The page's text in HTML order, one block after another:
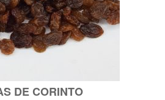
DE CORINTO